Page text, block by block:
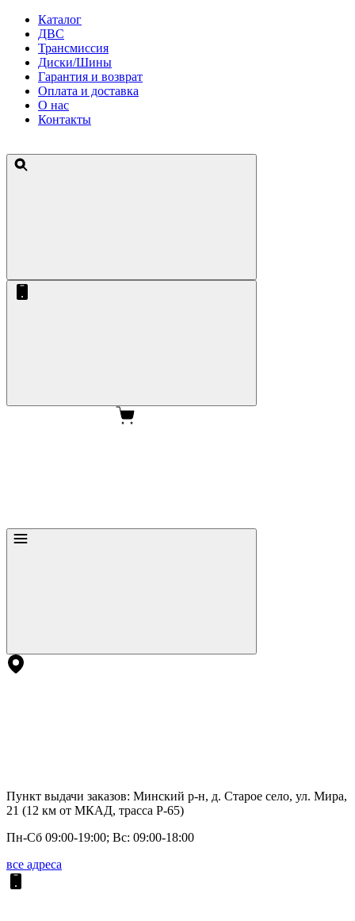
Каталог
ДВС
Трансмиссия
Диски/Шины
Гарантия и возврат
Оплата и доставка
О нас
Контакты
Пункт выдачи заказов: Минский р-н, д. Старое село, ул. Мира,
21 (12 км от МКАД, трасса P-65)
Пн-Сб 09:00-19:00; Вс: 09:00-18:00
все адреса